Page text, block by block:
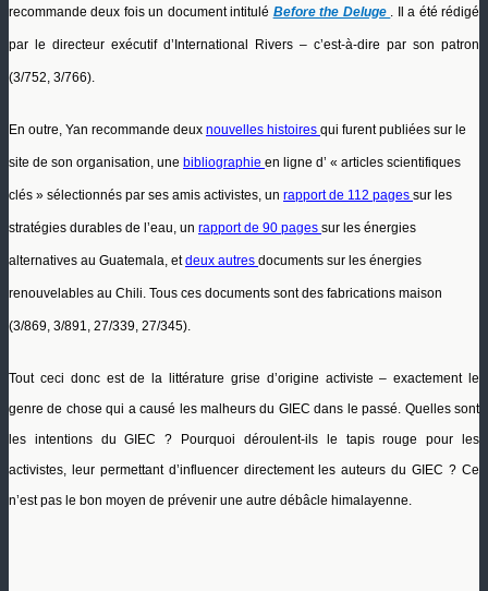
recommande deux fois un document intitulé Before the Deluge . Il a été rédigé
par le directeur exécutif d’International Rivers – c’est-à-dire par son patron
(3/752, 3/766).
En outre, Yan recommande deux nouvelles histoires qui furent publiées sur le
site de son organisation, une bibliographie en ligne d’ « articles scientifiques
clés » sélectionnés par ses amis activistes, un rapport de 112 pages sur les
stratégies durables de l’eau, un rapport de 90 pages sur les énergies
alternatives au Guatemala, etdeux autres documents sur les énergies
renouvelables au Chili. Tous ces documents sont des fabrications maison
(3/869, 3/891, 27/339, 27/345).
Tout ceci donc est de la littérature grise d’origine activiste – exactement le
genre de chose qui a causé les malheurs du GIEC dans le passé. Quelles sont
les intentions du GIEC ? Pourquoi déroulent-ils le tapis rouge pour les
activistes, leur permettant d’influencer directement les auteurs du GIEC ? Ce
n’est pas le bon moyen de prévenir une autre débâcle himalayenne.